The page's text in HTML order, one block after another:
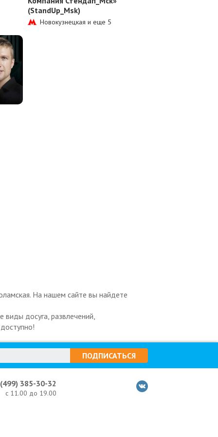
(StandUp_Msk)
Новокузнецкая и еще 5
На нашем сайте вы найдете
досуга, развлечений,
ПОДПИСАТЬСЯ
385-30-32
с 11.00 до 19.00